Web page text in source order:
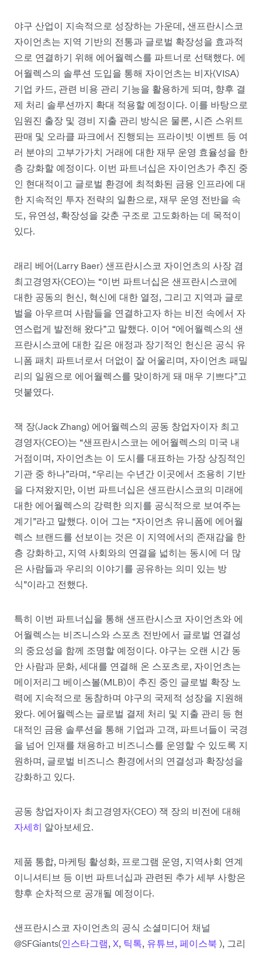
야구 산업이 지속적으로 성장하는 가운데, 샌프란시스코
자이언츠는 지역 기반의 전통과 글로벌 확장성을 효과적
으로 연결하기 위해 에어월렉스를 파트너로 선택했다. 에
어월렉스의 솔루션 도입을 통해 자이언츠는 비자(VISA)
기업 카드, 관련 비용 관리 기능을 활용하게 되며, 향후 결
제 처리 솔루션까지 확대 적용할 예정이다. 이를 바탕으로
임원진 출장 및 경비 지출 관리 방식은 물론, 시즌 스위트
판매 및 오라클 파크에서 진행되는 프라이빗 이벤트 등 여
러 분야의 고부가가치 거래에 대한 재무 운영 효율성을 한
층 강화할 예정이다. 이번 파트너십은 자이언츠가 추진 중
인 현대적이고 글로벌 환경에 최적화된 금융 인프라에 대
한 지속적인 투자 전략의 일환으로, 재무 운영 전반을 속
도, 유연성, 확장성을 갖춘 구조로 고도화하는 데 목적이
있다.
래리 베어(Larry Baer) 샌프란시스코 자이언츠의 사장 겸
최고경영자(CEO)는 “이번 파트너십은 샌프란시스코에
대한 공동의 헌신, 혁신에 대한 열정, 그리고 지역과 글로
벌을 아우르며 사람들을 연결하고자 하는 비전 속에서 자
연스럽게 발전해 왔다”고 말했다. 이어 “에어월렉스의 샌
프란시스코에 대한 깊은 애정과 장기적인 헌신은 공식 유
니폼 패치 파트너로서 더없이 잘 어울리며, 자이언츠 패밀
리의 일원으로 에어월렉스를 맞이하게 돼 매우 기쁘다”고
덧붙였다.
잭 장(Jack Zhang) 에어월렉스의 공동 창업자이자 최고
경영자(CEO)는 “샌프란시스코는 에어월렉스의 미국 내
거점이며, 자이언츠는 이 도시를 대표하는 가장 상징적인
기관 중 하나”라며, “우리는 수년간 이곳에서 조용히 기반
을 다져왔지만, 이번 파트너십은 샌프란시스코의 미래에
대한 에어월렉스의 강력한 의지를 공식적으로 보여주는
계기”라고 말했다. 이어 그는 “자이언츠 유니폼에 에어월
렉스 브랜드를 선보이는 것은 이 지역에서의 존재감을 한
층 강화하고, 지역 사회와의 연결을 넓히는 동시에 더 많
은 사람들과 우리의 이야기를 공유하는 의미 있는 방
식”이라고 전했다.
특히 이번 파트너십을 통해 샌프란시스코 자이언츠와 에
어월렉스는 비즈니스와 스포츠 전반에서 글로벌 연결성
의 중요성을 함께 조명할 예정이다. 야구는 오랜 시간 동
안 사람과 문화, 세대를 연결해 온 스포츠로, 자이언츠는
메이저리그 베이스볼(MLB)이 추진 중인 글로벌 확장 노
력에 지속적으로 동참하며 야구의 국제적 성장을 지원해
왔다. 에어월렉스는 글로벌 결제 처리 및 지출 관리 등 현
대적인 금융 솔루션을 통해 기업과 고객, 파트너들이 국경
을 넘어 인재를 채용하고 비즈니스를 운영할 수 있도록 지
원하며, 글로벌 비즈니스 환경에서의 연결성과 확장성을
강화하고 있다.
공동 창업자이자 최고경영자(CEO) 잭 장의 비전에 대해
자세히 알아보세요.
제품 통합, 마케팅 활성화, 프로그램 운영, 지역사회 연계
이니셔티브 등 이번 파트너십과 관련된 추가 세부 사항은
향후 순차적으로 공개될 예정이다.
샌프란시스코 자이언츠의 공식 소셜미디어 채널
@SFGiants(인스타그램, X, 틱톡, 유튜브, 페이스북 ), 그리